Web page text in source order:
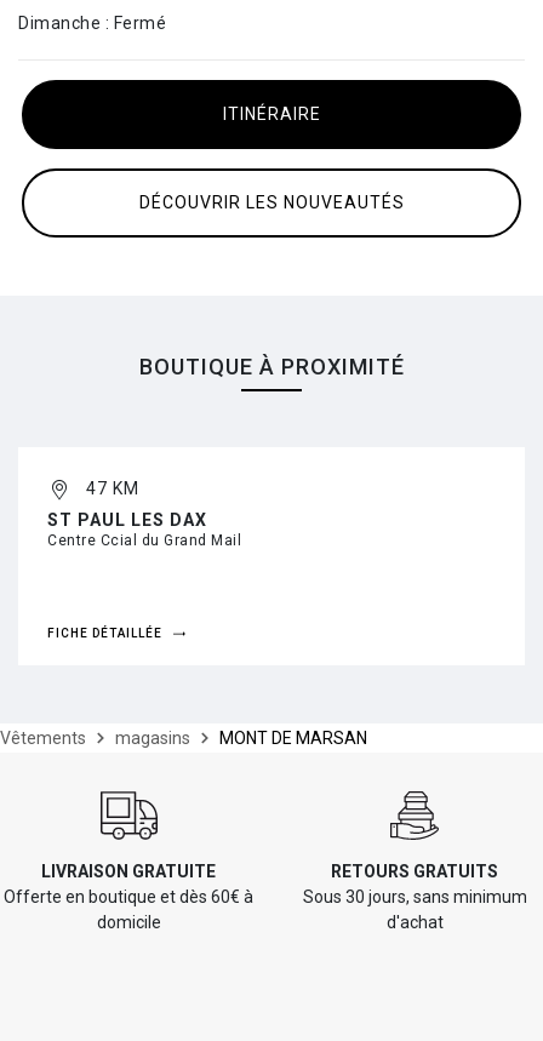
Dimanche : Fermé
DÉCOUVRIR LES NOUVEAUTÉS
ITINÉRAIRE
BOUTIQUE À PROXIMITÉ
47 KM
ST PAUL LES DAX
Centre Ccial du Grand Mail
FICHE DÉTAILLÉE
Vêtements magasins MONT DE MARSAN
LIVRAISON GRATUITE
Offerte en boutique et dès 60€ à
domicile
RETOURS GRATUITS
Sous 30 jours, sans minimum
d'achat